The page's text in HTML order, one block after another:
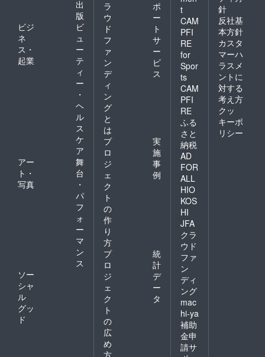
出
版
ビジ
ネ
ス・
起業
ビ
ュ
ー
テ
ィ
ー
・
ヘ
ル
ス
ケ
ア
アー
ト・
写真
舞
台
・
パ
フ
ォ
ー
マ
ン
ス
ソー
シャ
ル
グッ
ド
ラ
ウ
ド
フ
ァ
ン
デ
ィ
ン
グ
と
は
ポ
ー
ト
サ
ー
ビ
ス
プ
ロ
ジ
ェ
ク
ト
の
作
り
方
実
施
事
例
プ
ロ
ジ
ェ
ク
ト
の
広
め
統
計
デ
ー
タ
t
CAM
PFI
RE
for
Spor
ts
CAM
PFI
RE
ふる
さと
納税
AD
FOR
ALL
HIO
KOS
HI
JFA
クラ
ウド
ファ
ン
ディ
ング
mac
hi-ya
補助
金申
請サ
針
反社基
本方針
カスタ
マーハ
ラスメ
ントに
対する
考え方
クッ
キーポ
リシー